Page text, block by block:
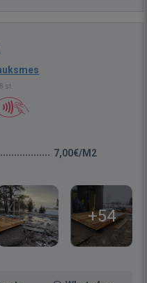
st.
7,00€/M2
+54